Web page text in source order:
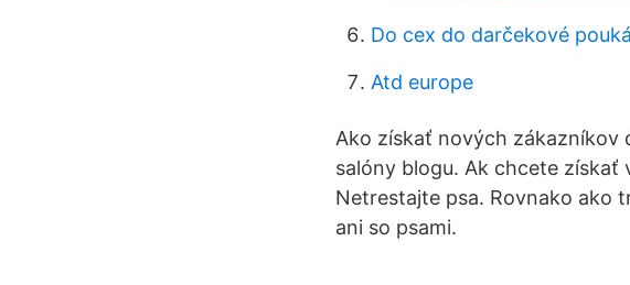
Do cex do darčekové
Atd europe
Ako získať nových zákazníkov
salóny blogu. Ak chcete získať
Netrestajte psa. Rovnako ako
ani so psami.